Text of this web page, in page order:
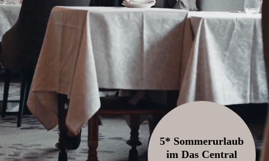
5* Sommerurlaub
im Das Central